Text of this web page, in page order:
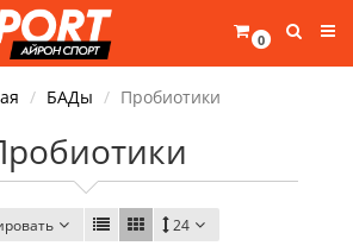
0
БАДы Пробиотики
24